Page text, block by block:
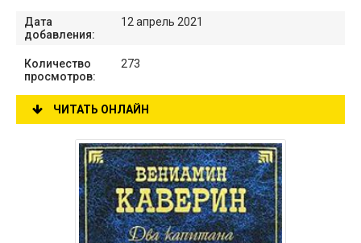
Дата
добавления:
12 апрель 2021
Количество
просмотров:
273
ЧИТАТЬ ОНЛАЙН